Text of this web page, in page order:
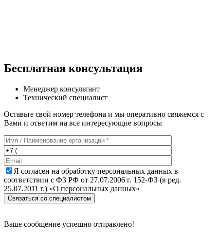
Бесплатная консультация
Менеджер консультант
Технический специалист
Оставьте свой номер телефона и мы оперативно свяжемся с
Вами и ответим на все интересующие вопросы
Я согласен на обработку персональных данных в
соответствии с ФЗ РФ от 27.07.2006 г. 152-ФЗ (в ред.
25.07.2011 г.) «О персональных данных»
Связаться со специалистом
Ваше сообщение успешно отправлено!